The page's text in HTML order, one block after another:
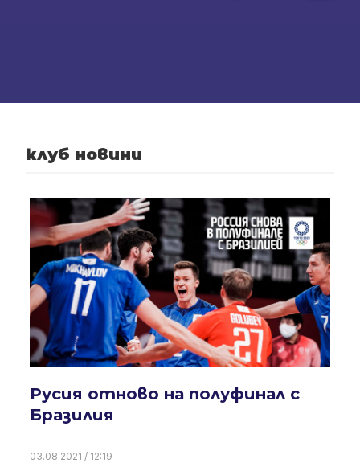
клуб новини
Русия отново на полуфинал с
Бразилия
03.08.2021 / 12:19